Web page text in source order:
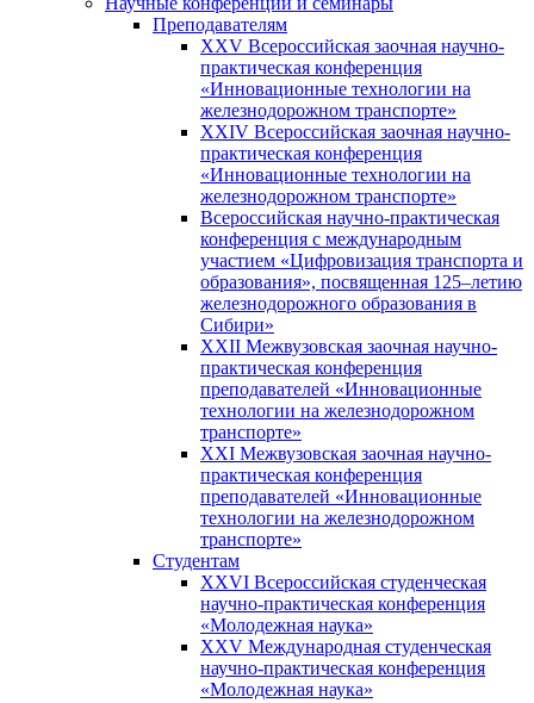
Преподавателям
XXV Всероссийская заочная научно-
практическая конференция
«Инновационные технологии на
железнодорожном транспорте»
XXIV Всероссийская заочная научно-
практическая конференция
«Инновационные технологии на
железнодорожном транспорте»
Всероссийская научно-практическая
конференция с международным
участием «Цифровизация транспорта и
образования», посвященная 125–летию
железнодорожного образования в
Сибири»
XXII Межвузовская заочная научно-
практическая конференция
преподавателей «Инновационные
технологии на железнодорожном
транспорте»
XXI Межвузовская заочная научно-
практическая конференция
преподавателей «Инновационные
технологии на железнодорожном
транспорте»
Студентам
XXVI Всероссийская студенческая
научно-практическая конференция
«Молодежная наука»
XXV Международная студенческая
научно-практическая конференция
«Молодежная наука»